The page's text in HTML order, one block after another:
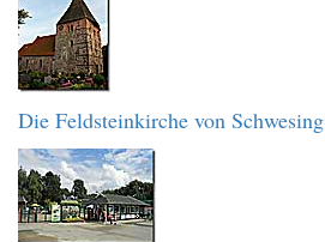
Die Feldsteinkirche von Schwesing